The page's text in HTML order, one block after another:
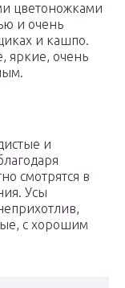
цветоножками
и очень
и кашпо.
яркие, очень
и
смотрятся в
Усы
с хорошим